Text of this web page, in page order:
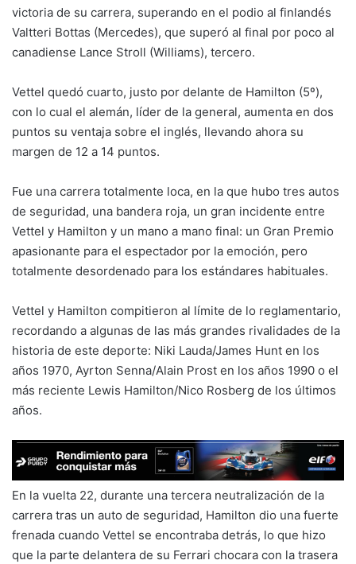
victoria de su carrera, superando en el podio al finlandés
Valtteri Bottas (Mercedes), que superó al final por poco al
canadiense Lance Stroll (Williams), tercero.
Vettel quedó cuarto, justo por delante de Hamilton (5º),
con lo cual el alemán, líder de la general, aumenta en dos
puntos su ventaja sobre el inglés, llevando ahora su
margen de 12 a 14 puntos.
Fue una carrera totalmente loca, en la que hubo tres autos
de seguridad, una bandera roja, un gran incidente entre
Vettel y Hamilton y un mano a mano final: un Gran Premio
apasionante para el espectador por la emoción, pero
totalmente desordenado para los estándares habituales.
Vettel y Hamilton compitieron al límite de lo reglamentario,
recordando a algunas de las más grandes rivalidades de la
historia de este deporte: Niki Lauda/James Hunt en los
años 1970, Ayrton Senna/Alain Prost en los años 1990 o el
más reciente Lewis Hamilton/Nico Rosberg de los últimos
años.
En la vuelta 22, durante una tercera neutralización de la
carrera tras un auto de seguridad, Hamilton dio una fuerte
frenada cuando Vettel se encontraba detrás, lo que hizo
que la parte delantera de su Ferrari chocara con la trasera